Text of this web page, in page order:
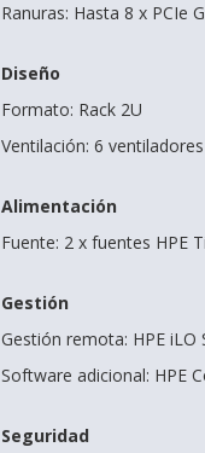
Ranuras: Hasta 8 x PCIe
Diseño
Formato: Rack 2U
Ventilación: 6
Alimentación
Fuente: 2 x fuentes HPE
Gestión
Gestión remota: HPE
Software adicional: HPE
Seguridad